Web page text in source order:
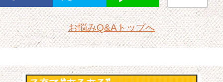
お悩みQ&Aトップへ